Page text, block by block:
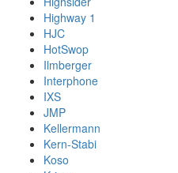
Highway 1
HJC
HotSwop
Ilmberger
Interphone
IXS
JMP
Kellermann
Kern-Stabi
Koso